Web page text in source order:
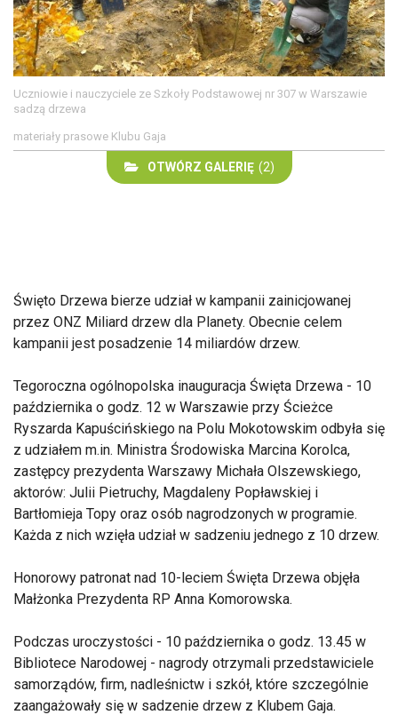
Uczniowie i nauczyciele ze Szkoły Podstawowej nr 307 w Warszawie
sadzą drzewa
materiały prasowe Klubu Gaja
OTWÓRZ GALERIĘ (2)
Święto Drzewa bierze udział w kampanii zainicjowanej
przez ONZ Miliard drzew dla Planety. Obecnie celem
kampanii jest posadzenie 14 miliardów drzew.
Tegoroczna ogólnopolska inauguracja Święta Drzewa - 10
października o godz. 12 w Warszawie przy Ścieżce
Ryszarda Kapuścińskiego na Polu Mokotowskim odbyła się
z udziałem m.in. Ministra Środowiska Marcina Korolca,
zastępcy prezydenta Warszawy Michała Olszewskiego,
aktorów: Julii Pietruchy, Magdaleny Popławskiej i
Bartłomieja Topy oraz osób nagrodzonych w programie.
Każda z nich wzięła udział w sadzeniu jednego z 10 drzew.
Honorowy patronat nad 10-leciem Święta Drzewa objęła
Małżonka Prezydenta RP Anna Komorowska.
Podczas uroczystości - 10 października o godz. 13.45 w
Bibliotece Narodowej - nagrody otrzymali przedstawiciele
samorządów, firm, nadleśnictw i szkół, które szczególnie
zaangażowały się w sadzenie drzew z Klubem Gaja.